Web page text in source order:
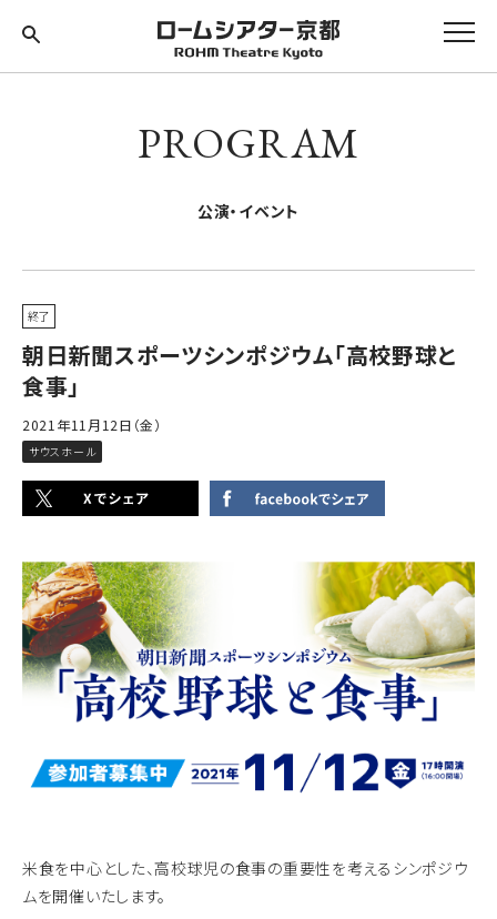
PROGRAM
公演・イベント
終了
朝日新聞スポーツシンポジウム「高校野球と
食事」
2021年11月12日（金）
サウスホール
米食を中心とした、高校球児の食事の重要性を考えるシンポジウ
ムを開催いたします。